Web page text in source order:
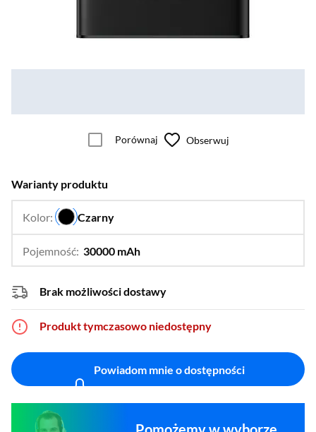
Porównaj Obserwuj
Warianty produktu
Kolor: Czarny
Pojemność: 30000 mAh
Brak możliwości dostawy
Produkt tymczasowo niedostępny
Powiadom mnie o dostępności